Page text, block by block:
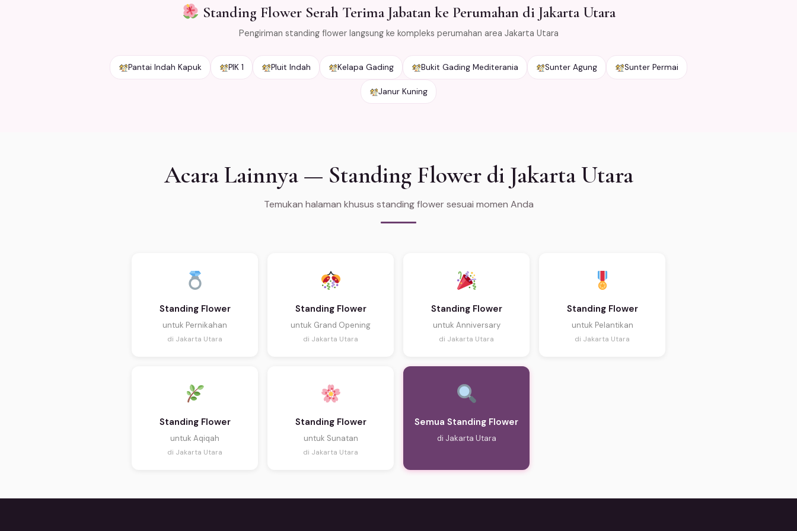
Standing Flower Serah Terima Jabatan ke Perumahan di Jakarta Utara
Pengiriman standing flower langsung ke kompleks perumahan area Jakarta Utara
Pantai Indah Kapuk PIK 1 Pluit Indah Kelapa Gading Bukit Gading Mediterania Sunter Agung Sunter Permai
Janur Kuning
Acara Lainnya — Standing Flower di Jakarta Utara
Temukan halaman khusus standing flower sesuai momen Anda
Standing Flower
untuk Pernikahan
di Jakarta Utara
Standing Flower
untuk Grand Opening
di Jakarta Utara
Standing Flower
untuk Anniversary
di Jakarta Utara
Standing Flower
untuk Pelantikan
di Jakarta Utara
Standing Flower
untuk Aqiqah
di Jakarta Utara
Standing Flower
untuk Sunatan
di Jakarta Utara
Semua Standing Flower
di Jakarta Utara